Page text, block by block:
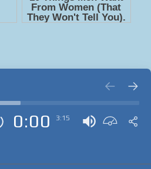
0:00 3:15